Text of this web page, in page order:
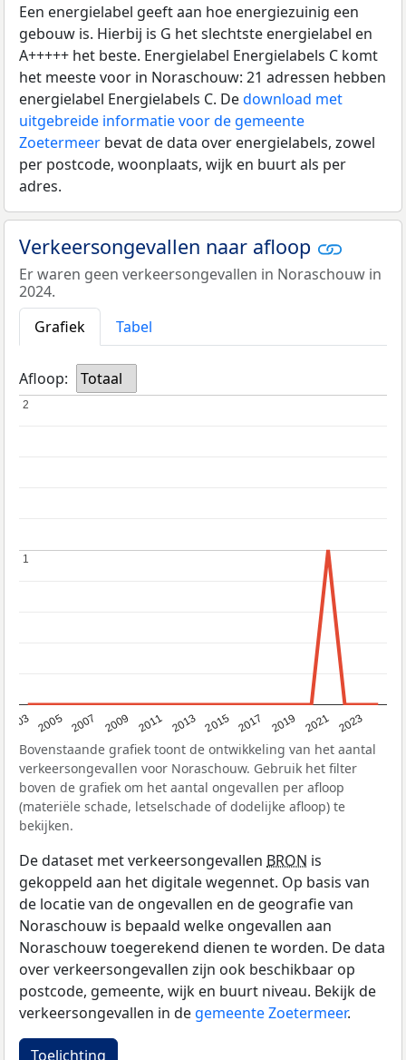
Een energielabel geeft aan hoe energiezuinig een
gebouw is. Hierbij is G het slechtste energielabel en
A+++++ het beste. Energielabel Energielabels C komt
het meeste voor in Noraschouw: 21 adressen hebben
energielabel Energielabels C. Dedownload met
uitgebreide informatie voor de gemeente
Zoetermeer bevat de data over energielabels, zowel
per postcode, woonplaats, wijk en buurt als per
adres.
Verkeersongevallen naar afloop
Er waren geen verkeersongevallen in Noraschouw in
2024.
Grafiek
Tabel
Afloop: Totaal
2003 2005 2007 2009 2011 2013 2015 2017 2019 2021 2023
1
1
2
2
Bovenstaande grafiek toont de ontwikkeling van het aantal
verkeersongevallen voor Noraschouw. Gebruik het filter
boven de grafiek om het aantal ongevallen per afloop
(materiële schade, letselschade of dodelijke afloop) te
bekijken.
De dataset met verkeersongevallen BRON is
gekoppeld aan het digitale wegennet. Op basis van
de locatie van de ongevallen en de geografie van
Noraschouw is bepaald welke ongevallen aan
Noraschouw toegerekend dienen te worden. De data
over verkeersongevallen zijn ook beschikbaar op
postcode, gemeente, wijk en buurt niveau. Bekijk de
verkeersongevallen in de gemeente Zoetermeer.
Toelichting